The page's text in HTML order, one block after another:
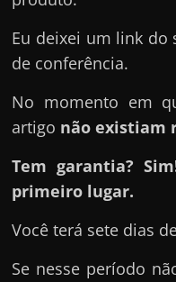
Eu deixei um link do
de conferência.
No momento em
artigo não existiam
Tem garantia?
primeiro lugar.
Você terá sete dias
Se nesse período